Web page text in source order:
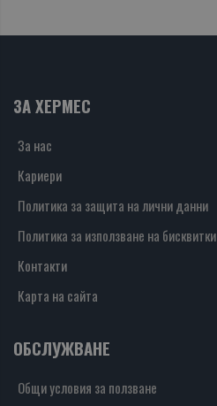
ЗА ХЕРМЕС
За нас
Кариери
Политика за защита на лични данни
Политика за използване на бисквитки
Контакти
Карта на сайта
ОБСЛУЖВАНЕ
Общи условия за ползване